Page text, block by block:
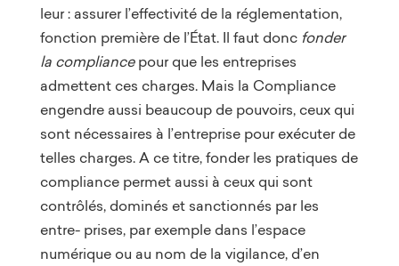
leur : assurer l’effectivité de la réglementation,
fonction première de l’État. Il faut donc fonder
la compliancepour que les entreprises
admettent ces charges. Mais la Compliance
engendre aussi beaucoup de pouvoirs, ceux qui
sont nécessaires à l’entreprise pour exécuter de
telles charges. A ce titre, fonder les pratiques de
compliance permet aussi à ceux qui sont
contrôlés, dominés et sanctionnés par les
entre- prises, par exemple dans l’espace
numérique ou au nom de la vigilance, d’en